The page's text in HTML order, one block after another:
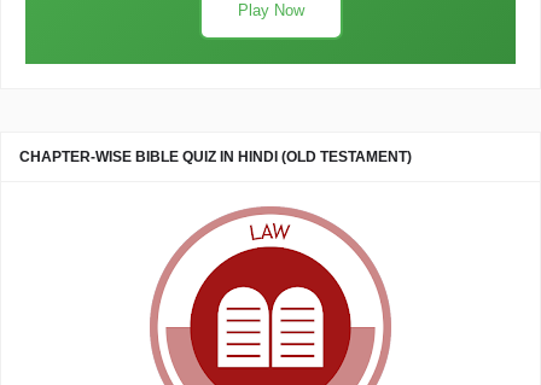
Play Now
CHAPTER-WISE BIBLE QUIZ IN HINDI (OLD TESTAMENT)